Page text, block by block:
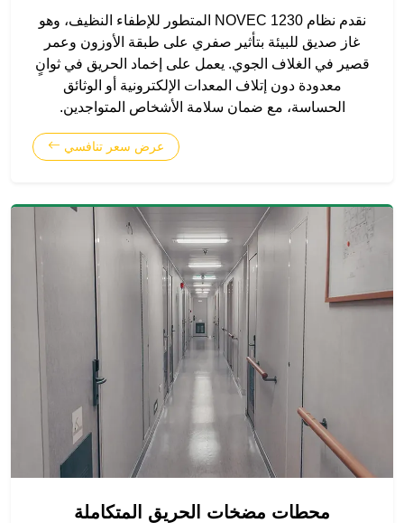
نقدم نظام NOVEC 1230 المتطور للإطفاء النظيف، وهو
غاز صديق للبيئة بتأثير صفري على طبقة الأوزون وعمر
قصير في الغلاف الجوي. يعمل على إخماد الحريق في ثوانٍ
معدودة دون إتلاف المعدات الإلكترونية أو الوثائق
الحساسة، مع ضمان سلامة الأشخاص المتواجدين.
عرض سعر تنافسي
تقنية متقدمة
محطات مضخات الحريق المتكاملة